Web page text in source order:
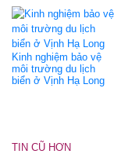
Kinh nghiệm bảo vệ
môi trường du lịch
biển ở Vịnh Hạ Long
TIN CŨ HƠN